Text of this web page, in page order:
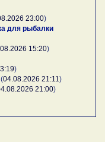
23:00)
для рыбалки
15:20)
)
(04.08.2026 21:11 )
21:00)